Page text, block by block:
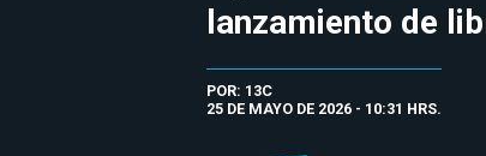
lanzamiento de
POR: 13C
25 DE MAYO DE 2026 - 10:31 HRS.